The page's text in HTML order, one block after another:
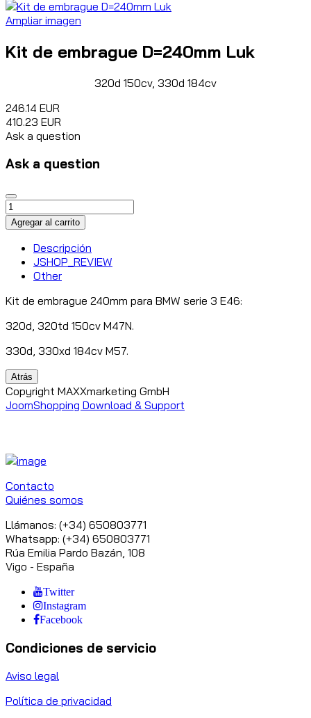
Ampliar imagen
Kit de embrague D=240mm Luk
320d 150cv, 330d 184cv
246.14 EUR
410.23 EUR
Ask a question
Ask a question
Descripción
JSHOP_REVIEW
Other
Kit de embrague 240mm para BMW serie 3 E46:
320d, 320td 150cv M47N.
330d, 330xd 184cv M57.
Copyright MAXXmarketing GmbH
JoomShopping Download & Support
Contacto
Quiénes somos
Llámanos: (+34) 650803771
Whatsapp: (+34) 650803771
Rúa Emilia Pardo Bazán, 108
Vigo - España
Twitter
Instagram
Facebook
Condiciones de servicio
Aviso legal
Política de privacidad